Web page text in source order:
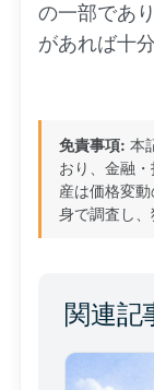
の一部であ
があれば十
免責事項: 本
おり、金融
産は価格変
身で調査し、
関連記